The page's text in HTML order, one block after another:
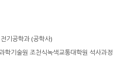
기공학과 (공학사)
학기술원 조천식녹색교통대학원 석사과정